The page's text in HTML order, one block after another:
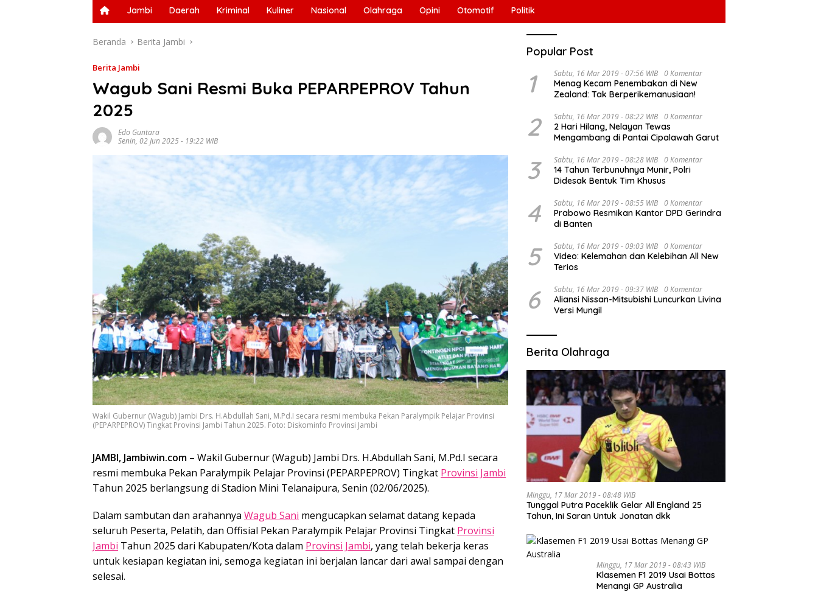
Jambi Daerah Kriminal Kuliner Nasional Olahraga Opini Otomotif Politik
Beranda Berita Jambi
Berita Jambi
Wagub Sani Resmi Buka PEPARPEPROV Tahun
2025
Edo Guntara
Senin, 02 Jun 2025 - 19:22 WIB
Wakil Gubernur (Wagub) Jambi Drs. H.Abdullah Sani, M.Pd.I secara resmi membuka Pekan Paralympik Pelajar Provinsi
(PEPARPEPROV) Tingkat Provinsi Jambi Tahun 2025. Foto: Diskominfo Provinsi Jambi
JAMBI, Jambiwin.com – Wakil Gubernur (Wagub) Jambi Drs. H.Abdullah Sani, M.Pd.I secara
resmi membuka Pekan Paralympik Pelajar Provinsi (PEPARPEPROV) Tingkat Provinsi Jambi
Tahun 2025 berlangsung di Stadion Mini Telanaipura, Senin (02/06/2025).
Dalam sambutan dan arahannya Wagub Sani mengucapkan selamat datang kepada
seluruh Peserta, Pelatih, dan Offisial Pekan Paralympik Pelajar Provinsi Tingkat Provinsi
Jambi Tahun 2025 dari Kabupaten/Kota dalam Provinsi Jambi, yang telah bekerja keras
untuk kesiapan kegiatan ini, semoga kegiatan ini berjalan lancar dari awal sampai dengan
selesai.
Popular Post
1 Sabtu, 16 Mar 2019 - 07:56 WIB 0 Komentar
Menag Kecam Penembakan di New
Zealand: Tak Berperikemanusiaan!
2 Sabtu, 16 Mar 2019 - 08:22 WIB 0 Komentar
2 Hari Hilang, Nelayan Tewas
Mengambang di Pantai Cipalawah Garut
3 Sabtu, 16 Mar 2019 - 08:28 WIB 0 Komentar
14 Tahun Terbunuhnya Munir, Polri
Didesak Bentuk Tim Khusus
4 Sabtu, 16 Mar 2019 - 08:55 WIB 0 Komentar
Prabowo Resmikan Kantor DPD Gerindra
di Banten
5 Sabtu, 16 Mar 2019 - 09:03 WIB 0 Komentar
Video: Kelemahan dan Kelebihan All New
Terios
6 Sabtu, 16 Mar 2019 - 09:37 WIB 0 Komentar
Aliansi Nissan-Mitsubishi Luncurkan Livina
Versi Mungil
Berita Olahraga
Minggu, 17 Mar 2019 - 08:48 WIB
Tunggal Putra Paceklik Gelar All England 25
Tahun, Ini Saran Untuk Jonatan dkk
Minggu, 17 Mar 2019 - 08:43 WIB
Klasemen F1 2019 Usai Bottas
Menangi GP Australia